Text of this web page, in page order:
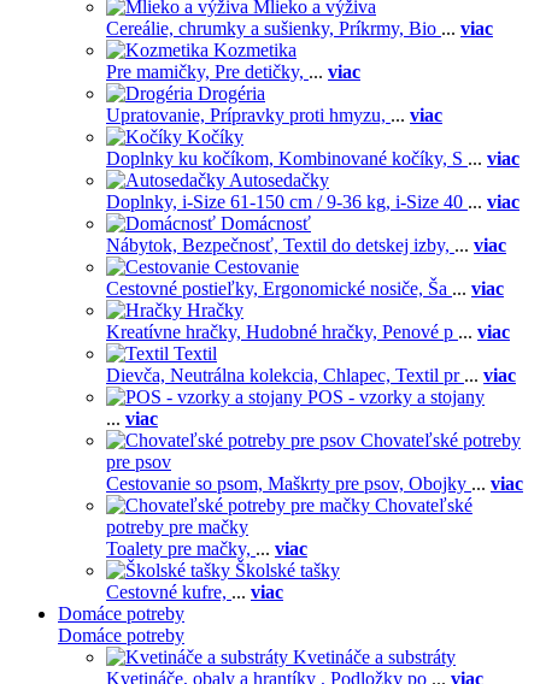
Mlieko a výživa
Cereálie, chrumky a sušienky, Príkrmy, Bio ... viac
Kozmetika
Pre mamičky, Pre detičky, ... viac
Drogéria
Upratovanie, Prípravky proti hmyzu, ... viac
Kočíky
Doplnky ku kočíkom, Kombinované kočíky, S ... viac
Autosedačky
Doplnky, i-Size 61-150 cm / 9-36 kg, i-Size 40 ... viac
Domácnosť
Nábytok, Bezpečnosť, Textil do detskej izby, ... viac
Cestovanie
Cestovné postieľky, Ergonomické nosiče, Ša ... viac
Hračky
Kreatívne hračky, Hudobné hračky, Penové p ... viac
Textil
Dievča, Neutrálna kolekcia, Chlapec, Textil pr ... viac
POS - vzorky a stojany
... viac
Chovateľské potreby
pre psov
Cestovanie so psom, Maškrty pre psov, Obojky ... viac
Chovateľské
potreby pre mačky
Toalety pre mačky, ... viac
Školské tašky
Cestovné kufre, ... viac
Domáce potreby
Domáce potreby
Kvetináče a substráty
Kvetináče, obaly a hrantíky , Podložky po ... viac